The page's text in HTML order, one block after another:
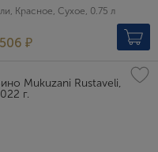
Красное, Сухое, 0.75 л
₽